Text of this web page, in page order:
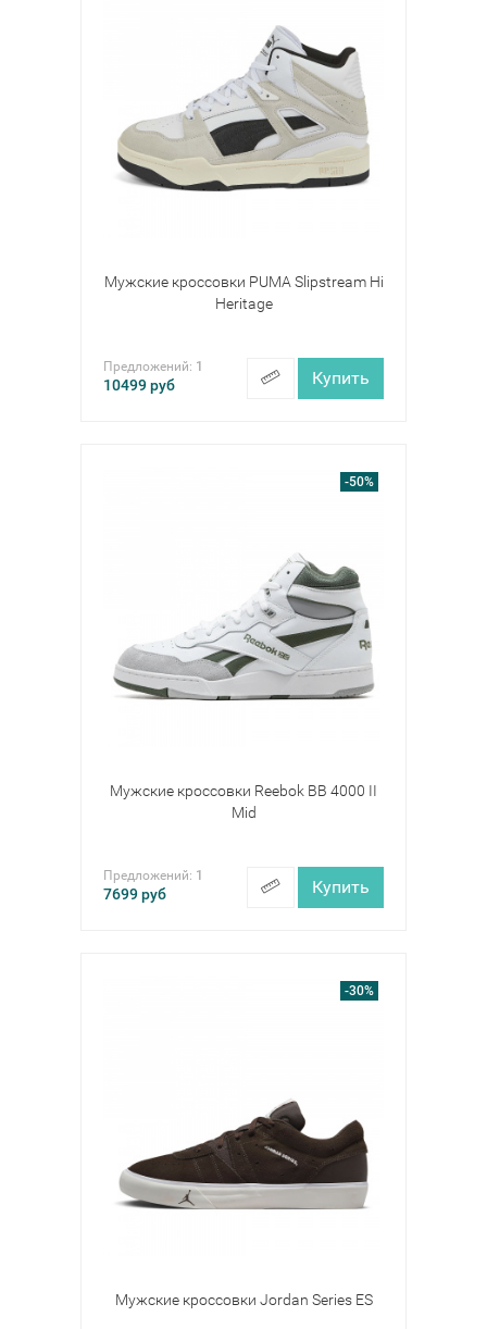
Мужские кроссовки PUMA Slipstream Hi
Heritage
Предложений: 1
10499руб Купить
-50%
Мужские кроссовки Reebok BB 4000 II
Mid
Предложений: 1
7699руб Купить
-30%
Мужские кроссовки Jordan Series ES